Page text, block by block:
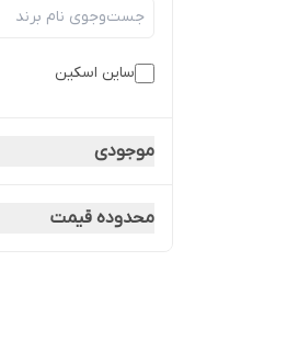
ساین اسکین
موجودی
محدوده قیمت